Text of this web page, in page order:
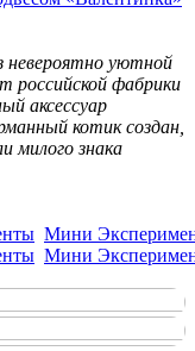
невероятно уютной
российской фабрики
аксессуар
котик создан,
милого знака
Мини
Мини